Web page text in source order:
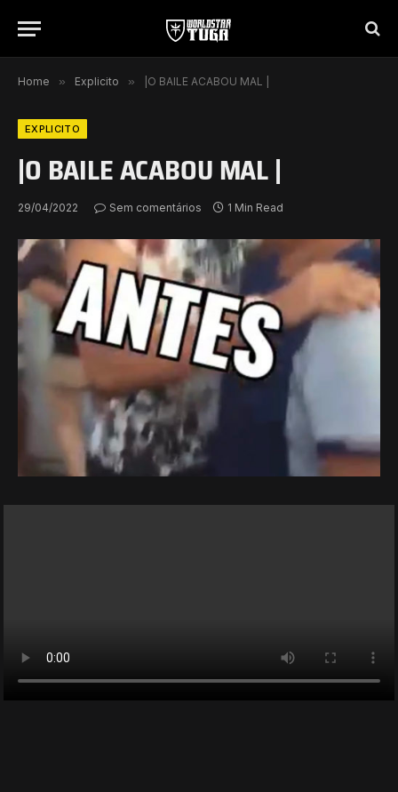
Home » Explicito » |O BAILE ACABOU MAL |
EXPLICITO
|O BAILE ACABOU MAL |
29/04/2022 Sem comentários 1 Min Read